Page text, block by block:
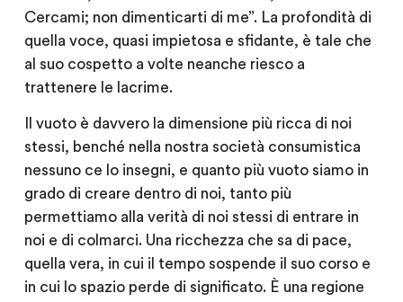
Cercami; non dimenticarti di me”. La profondità di
quella voce, quasi impietosa e sfidante, è tale che
al suo cospetto a volte neanche riesco a
trattenere le lacrime.
Il vuoto è davvero la dimensione più ricca di noi
stessi, benché nella nostra società consumistica
nessuno ce lo insegni, e quanto più vuoto siamo in
grado di creare dentro di noi, tanto più
permettiamo alla verità di noi stessi di entrare in
noi e di colmarci. Una ricchezza che sa di pace,
quella vera, in cui il tempo sospende il suo corso e
in cui lo spazio perde di significato. È una regione